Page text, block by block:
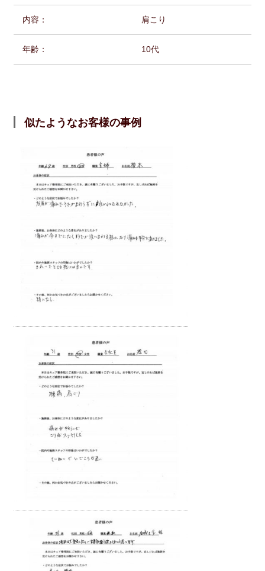
内容： 肩こり
年齢： 10代
似たようなお客様の事例